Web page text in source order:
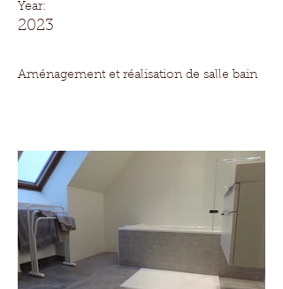
Year:
2023
Aménagement et réalisation de salle bain